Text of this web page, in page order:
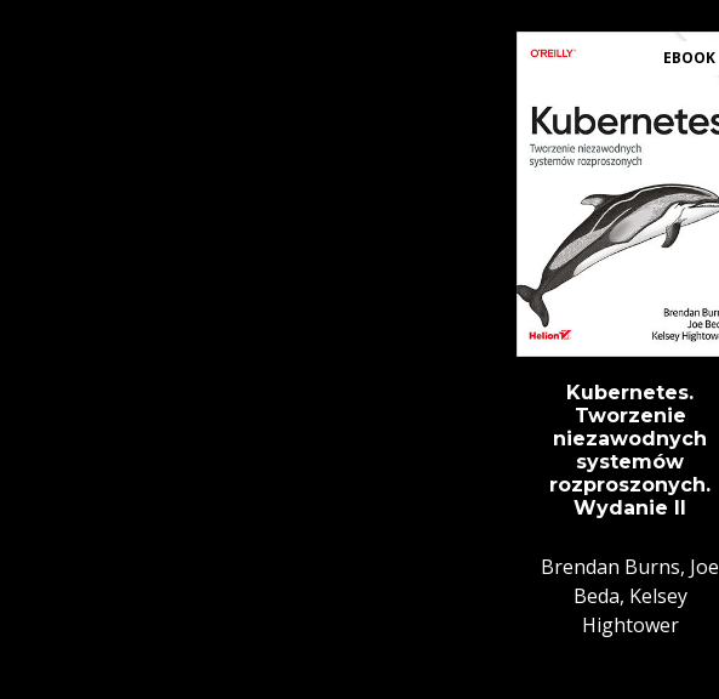
EBOOK
Kubernetes.
Tworzenie
niezawodnych
systemów
rozproszonych.
Wydanie II
Brendan Burns, Joe
Beda, Kelsey
Hightower